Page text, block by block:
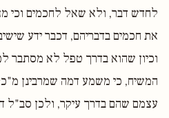
לחדש דבר, ולא שאל לחכמים וכי
את חכמים בדבריהם, דכבר ידע
וכיון שהוא בדרך טפל לא מסתבר
המשיח, כי משמע דמה שמרבינן
עצמם שהם בדרך עיקר, ולכן סב"ל